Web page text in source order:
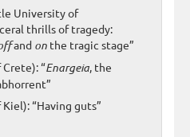
University of
thrills of tragedy:
and on the tragic stage”
Crete): “Enargeia, the
“Having guts”